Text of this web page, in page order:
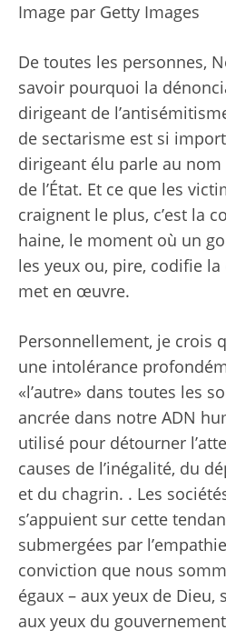
Image par Getty Images
De toutes les personnes,
savoir pourquoi la
dirigeant de
de sectarisme est si
dirigeant élu parle au
de l’État. Et ce que les
craignent le plus, c’est la
haine, le moment où un
les yeux ou, pire, codifie
met en œuvre.
Personnellement, je crois
une intolérance
«l’autre» dans toutes les
ancrée dans notre ADN
utilisé pour détourner
causes de l’inégalité, du
et du chagrin. . Les
s’appuient sur cette
submergées par
conviction que nous
égaux – aux yeux de Dieu,
aux yeux du